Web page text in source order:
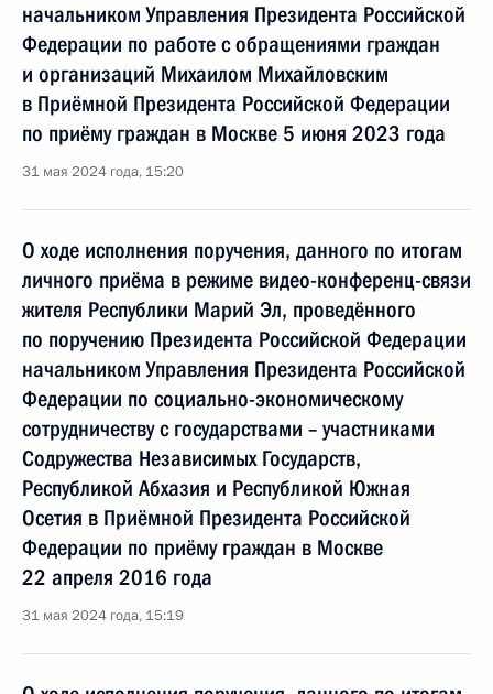
начальником Управления Президента Российской
Федерации по работе с обращениями граждан
и организаций Михаилом Михайловским
в Приёмной Президента Российской Федерации
по приёму граждан в Москве 5 июня 2023 года
31 мая 2024 года, 15:20
О ходе исполнения поручения, данного по итогам
личного приёма в режиме видео-конференц-связи
жителя Республики Марий Эл, проведённого
по поручению Президента Российской Федерации
начальником Управления Президента Российской
Федерации по социально-экономическому
сотрудничеству с государствами – участниками
Содружества Независимых Государств,
Республикой Абхазия и Республикой Южная
Осетия в Приёмной Президента Российской
Федерации по приёму граждан в Москве
22 апреля 2016 года
31 мая 2024 года, 15:19